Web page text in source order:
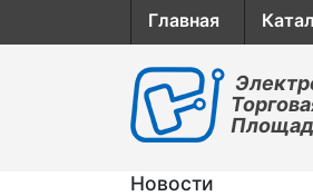
Главная
Новости